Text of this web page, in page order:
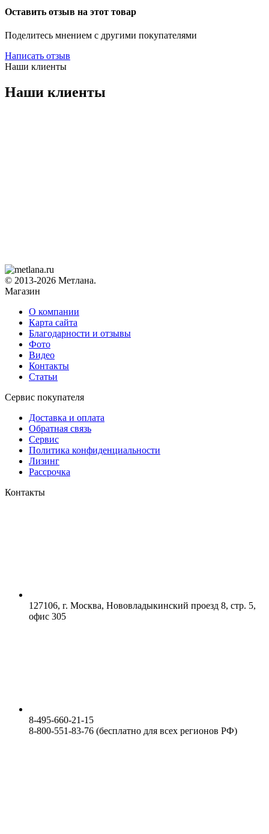
Оставить отзыв на этот товар
Поделитесь мнением с другими покупателями
Написать отзыв
Наши клиенты
Наши клиенты
© 2013-2026 Метлана.
Магазин
О компании
Карта сайта
Благодарности и отзывы
Фото
Видео
Контакты
Статьи
Сервис покупателя
Доставка и оплата
Обратная связь
Сервис
Политика конфиденциальности
Лизинг
Рассрочка
Контакты
127106, г. Москва, Нововладыкинский проезд 8, стр. 5,
офис 305
8-495-660-21-15
8-800-551-83-76 (бесплатно для всех регионов РФ)